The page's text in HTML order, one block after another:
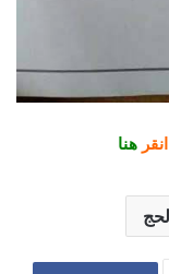
هنا
لحج